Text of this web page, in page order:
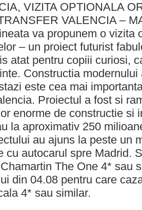
VIZITA OPTIONALA
VALENCIA –
va propunem o vizita
– un proiect futurist
atat pentru copiii curiosi,
Constructia
este cea mai
Proiectul a fost si
enorme de constructie si
la aproximativ 250
au ajuns la peste un
cu autocarul spre Madrid.
The One 4* sau
din 04.08 pentru care
4* sau similar.